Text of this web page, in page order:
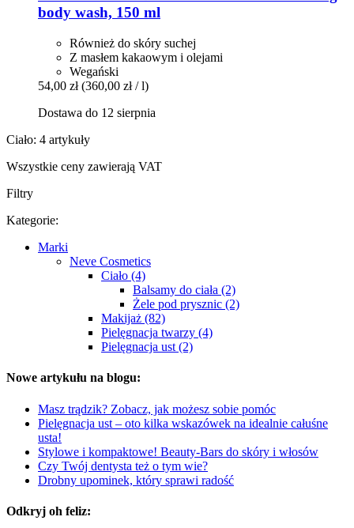
body wash, 150 ml
Również do skóry suchej
Z masłem kakaowym i olejami
Wegański
54,00 zł (360,00 zł / l)
Dostawa do 12 sierpnia
Ciało: 4 artykuły
Wszystkie ceny zawierają VAT
Filtry
Kategorie:
Marki
Neve Cosmetics
Ciało (4)
Balsamy do ciała (2)
Żele pod prysznic (2)
Makijaż (82)
Pielęgnacja twarzy (4)
Pielęgnacja ust (2)
Nowe artykułu na blogu:
Masz trądzik? Zobacz, jak możesz sobie pomóc
Pielęgnacja ust – oto kilka wskazówek na idealnie całuśne
usta!
Stylowe i kompaktowe! Beauty-Bars do skóry i włosów
Czy Twój dentysta też o tym wie?
Drobny upominek, który sprawi radość
Odkryj oh feliz: